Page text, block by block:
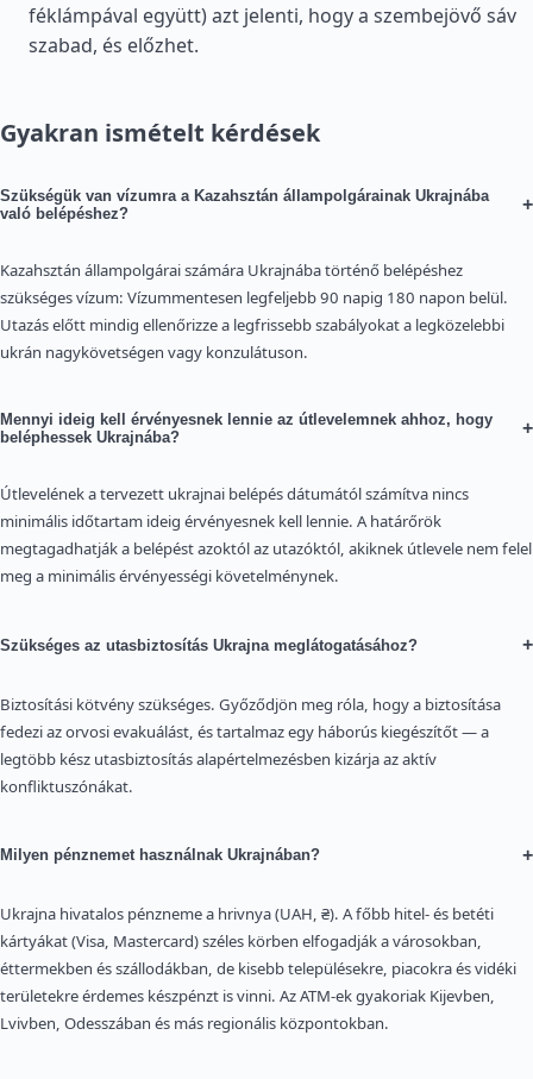
féklámpával együtt) azt jelenti, hogy a szembejövő sáv
szabad, és előzhet.
Gyakran ismételt kérdések
Szükségük van vízumra a Kazahsztán állampolgárainak Ukrajnába
való belépéshez?
+
Kazahsztán állampolgárai számára Ukrajnába történő belépéshez
szükséges vízum: Vízummentesen legfeljebb 90 napig 180 napon belül.
Utazás előtt mindig ellenőrizze a legfrissebb szabályokat a legközelebbi
ukrán nagykövetségen vagy konzulátuson.
Mennyi ideig kell érvényesnek lennie az útlevelemnek ahhoz, hogy
beléphessek Ukrajnába?
+
Útlevelének a tervezett ukrajnai belépés dátumától számítva nincs
minimális időtartam ideig érvényesnek kell lennie. A határőrök
megtagadhatják a belépést azoktól az utazóktól, akiknek útlevele nem felel
meg a minimális érvényességi követelménynek.
Szükséges az utasbiztosítás Ukrajna meglátogatásához? +
Biztosítási kötvény szükséges. Győződjön meg róla, hogy a biztosítása
fedezi az orvosi evakuálást, és tartalmaz egy háborús kiegészítőt — a
legtöbb kész utasbiztosítás alapértelmezésben kizárja az aktív
konfliktuszónákat.
Milyen pénznemet használnak Ukrajnában? +
Ukrajna hivatalos pénzneme a hrivnya (UAH, ₴). A főbb hitel- és betéti
kártyákat (Visa, Mastercard) széles körben elfogadják a városokban,
éttermekben és szállodákban, de kisebb településekre, piacokra és vidéki
területekre érdemes készpénzt is vinni. Az ATM-ek gyakoriak Kijevben,
Lvivben, Odesszában és más regionális központokban.